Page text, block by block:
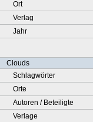
Ort
Verlag
Jahr
Clouds
Schlagwörter
Orte
Autoren / Beteiligte
Verlage